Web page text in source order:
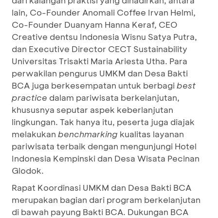
lain, Co-Founder Anomali Coffee Irvan Helmi,
Co-Founder Duanyam Hanna Keraf, CEO
Creative dentsu Indonesia Wisnu Satya Putra,
dan Executive Director CECT Sustainability
Universitas Trisakti Maria Ariesta Utha. Para
perwakilan pengurus UMKM dan Desa Bakti
BCA juga berkesempatan untuk berbagibest
practice dalam pariwisata berkelanjutan,
khususnya seputar aspek keberlanjutan
lingkungan. Tak hanya itu, peserta juga diajak
melakukan benchmarking kualitas layanan
pariwisata terbaik dengan mengunjungi Hotel
Indonesia Kempinski dan Desa Wisata Pecinan
Glodok.
Rapat Koordinasi UMKM dan Desa Bakti BCA
merupakan bagian dari program berkelanjutan
di bawah payung Bakti BCA. Dukungan BCA